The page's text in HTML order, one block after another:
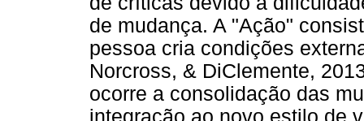
de mudança. A "Ação"
pessoa cria condições
Norcross, & DiClemente,
ocorre a consolidação das